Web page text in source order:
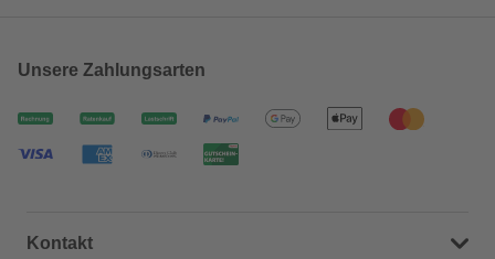
Unsere Zahlungsarten
Kontakt